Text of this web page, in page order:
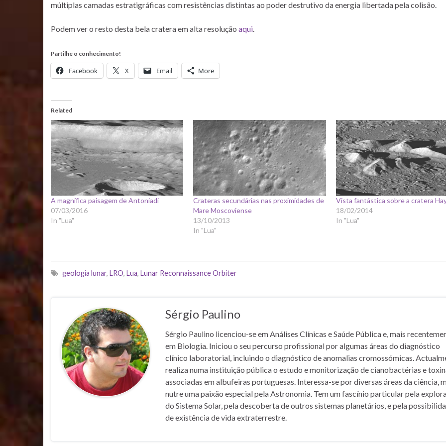
múltiplas camadas estratigráficas com resistências distintas ao poder destrutivo da energia libertada pela colisão.
Podem ver o resto desta bela cratera em alta resolução aqui.
Partilhe o conhecimento!
Facebook X Email More
Related
A magnífica paisagem de Antoniadi
07/03/2016
In "Lua"
Crateras secundárias nas proximidades de
Mare Moscoviense
13/10/2013
In "Lua"
Vista fantástica sobre a cratera
18/02/2014
In "Lua"
geologia lunar, LRO, Lua, Lunar Reconnaissance Orbiter
Sérgio Paulino
Sérgio Paulino licenciou-se em Análises Clínicas e Saúde Pública e, mais
em Biologia. Iniciou o seu percurso profissional por algumas áreas do diagnóstico
clínico laboratorial, incluindo o diagnóstico de anomalias cromossómicas.
realiza numa instituição pública o estudo e monitorização de cianobactérias e
associadas em albufeiras portuguesas. Interessa-se por diversas áreas da ciência,
nutre uma paixão especial pela Astronomia. Tem um fascínio particular pela
do Sistema Solar, pela descoberta de outros sistemas planetários, e pela
de existência de vida extraterrestre.